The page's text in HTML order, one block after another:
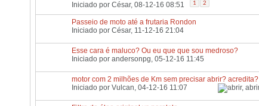
Iniciado por César, 08-12-16 08:51 1 2
Passeio de moto até a frutaria Rondon
Iniciado por César, 11-12-16 21:04
Esse cara é maluco? Ou eu que que sou medroso?
Iniciado por andersonpg, 05-12-16 11:45
motor com 2 milhões de Km sem precisar abrir? acredita?
Iniciado por Vulcan, 04-12-16 11:07